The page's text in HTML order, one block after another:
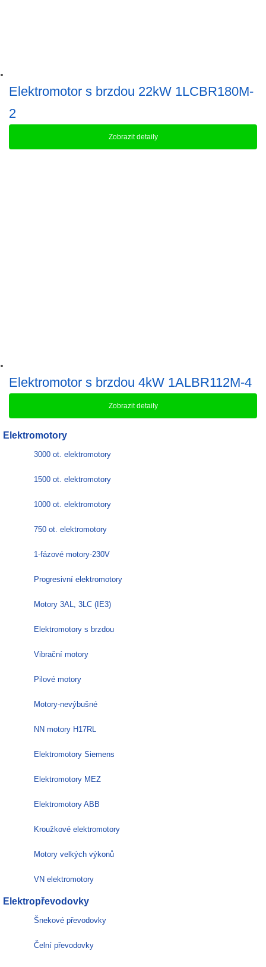
Elektromotor s brzdou 22kW 1LCBR180M-
2
Zobrazit detaily
Elektromotor s brzdou 4kW 1ALBR112M-4
Zobrazit detaily
Elektromotory
3000 ot. elektromotory
1500 ot. elektromotory
1000 ot. elektromotory
750 ot. elektromotory
1-fázové motory-230V
Progresivní elektromotory
Motory 3AL, 3LC (IE3)
Elektromotory s brzdou
Vibrační motory
Pilové motory
Motory-nevýbušné
NN motory H17RL
Elektromotory Siemens
Elektromotory MEZ
Elektromotory ABB
Kroužkové elektromotory
Motory velkých výkonů
VN elektromotory
Elektropřevodovky
Šnekové převodovky
Čelní převodovky